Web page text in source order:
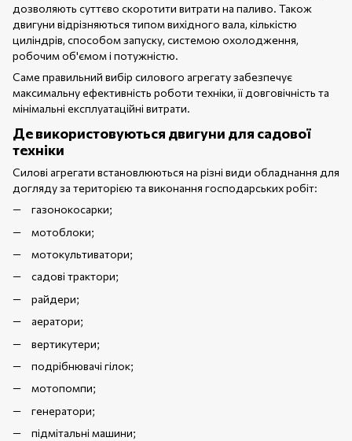
дозволяють суттєво скоротити витрати на паливо. Також
двигуни відрізняються типом вихідного вала, кількістю
циліндрів, способом запуску, системою охолодження,
робочим об'ємом і потужністю.
Саме правильний вибір силового агрегату забезпечує
максимальну ефективність роботи техніки, її довговічність та
мінімальні експлуатаційні витрати.
Де використовуються двигуни для садової
техніки
Силові агрегати встановлюються на різні види обладнання для
догляду за територією та виконання господарських робіт:
газонокосарки;
мотоблоки;
мотокультиватори;
садові трактори;
райдери;
аератори;
вертикутери;
подрібнювачі гілок;
мотопомпи;
генератори;
підмітальні машини;